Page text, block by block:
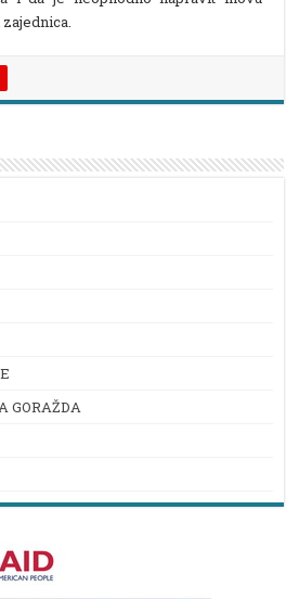
GORAŽDA